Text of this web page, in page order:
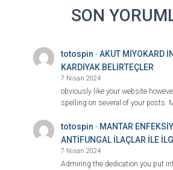
SON
totospin -AKUT MİYOKARD
KARDİYAK BELİRTEÇLER
7 Nisan 2024
obviously like your website
spelling on several of your posts.
totospin - MANTAR
ANTİFUNGAL İLAÇLAR İLE
7 Nisan 2024
Admiring the dedication you put